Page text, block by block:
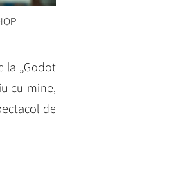
la „Godot
cu mine,
de